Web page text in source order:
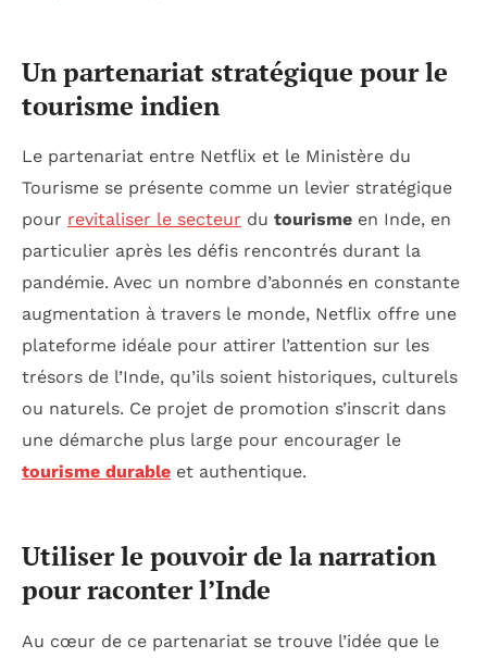
Un partenariat stratégique pour le
tourisme indien
Le partenariat entre Netflix et le Ministère du
Tourisme se présente comme un levier stratégique
pour revitaliser le secteur du tourisme en Inde, en
particulier après les défis rencontrés durant la
pandémie. Avec un nombre d’abonnés en constante
augmentation à travers le monde, Netflix offre une
plateforme idéale pour attirer l’attention sur les
trésors de l’Inde, qu’ils soient historiques, culturels
ou naturels. Ce projet de promotion s’inscrit dans
une démarche plus large pour encourager le
tourisme durable et authentique.
Utiliser le pouvoir de la narration
pour raconter l’Inde
Au cœur de ce partenariat se trouve l’idée que le